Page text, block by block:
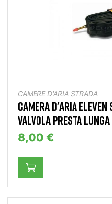
CAMERE D'ARIA STRADA
CAMERA D'ARIA
VALVOLA PRESTA
8,00 €